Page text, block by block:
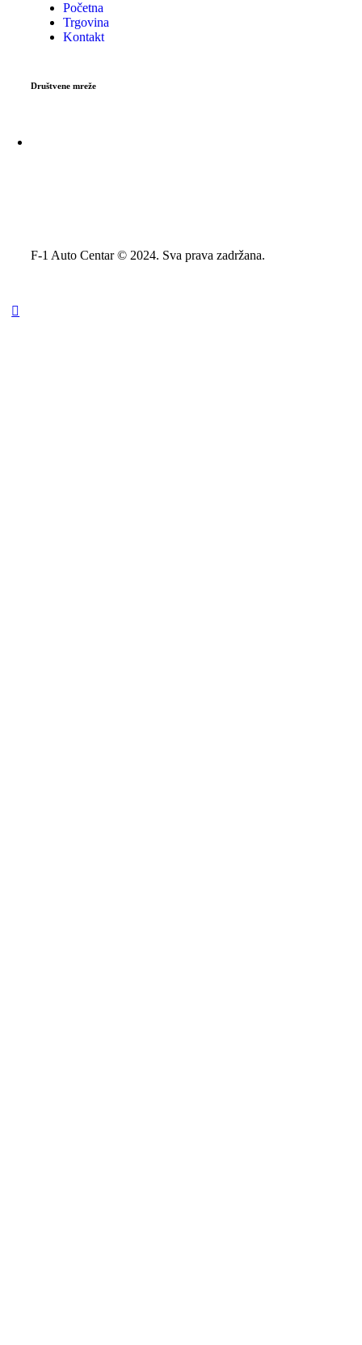
Početna
Trgovina
Kontakt
Društvene mreže
F-1 Auto Centar © 2024. Sva prava zadržana.